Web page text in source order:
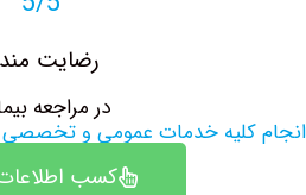
رضایت مندی
در مراجعه بیماران
خدمات عمومی و تخصصی
کسب اطلاعات بیشتر